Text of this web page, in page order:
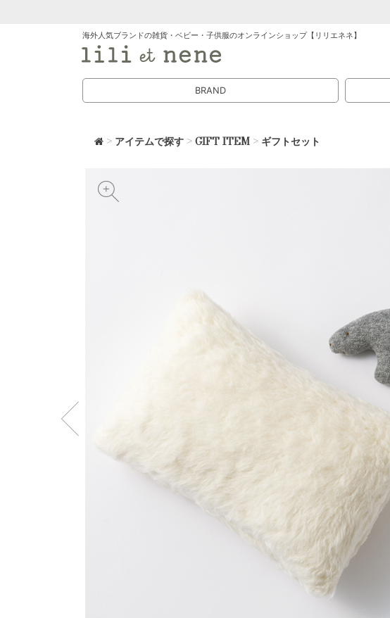
海外人気ブランドの雑貨・ベビー・子供服のオンラインショップ【リリエネネ】
BRAND
> アイテムで探す >GIFT ITEM > ギフトセット